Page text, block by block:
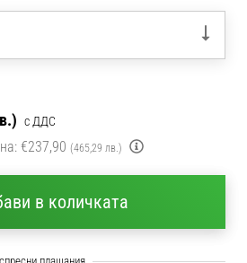
с ДДС
€237,90 (465,29 лв.)
в количката